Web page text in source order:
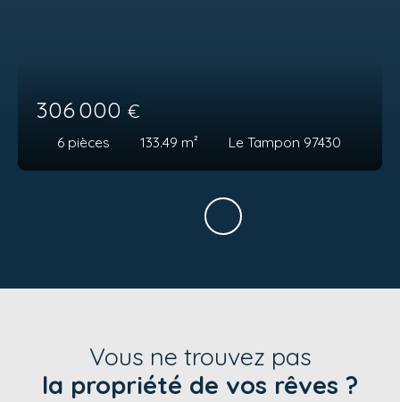
306 000 €
6 pièces 133.49 m² Le Tampon 97430
Vous ne trouvez pas
la propriété de vos rêves ?